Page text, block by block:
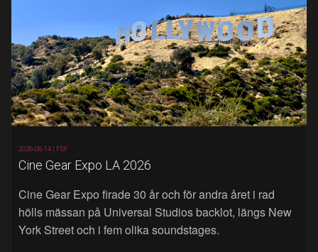
2026-06-14 | FSF
Cine Gear Expo LA 2026
Cine Gear Expo firade 30 år och för andra året i rad
hölls mässan på Universal Studios backlot, längs New
York Street och i fem olika soundstages.